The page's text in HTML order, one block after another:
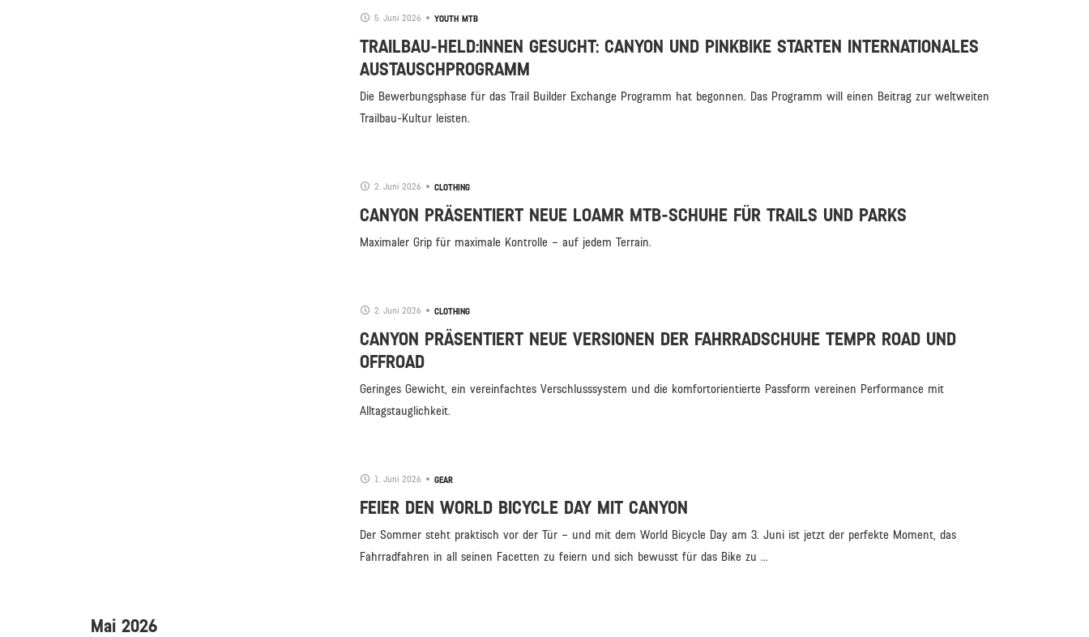
5. Juni 2026 YOUTH MTB
TRAILBAU-HELD:INNEN GESUCHT: CANYON UND PINKBIKE STARTEN INTERNATIONALES
AUSTAUSCHPROGRAMM
Die Bewerbungsphase für das Trail Builder Exchange Programm hat begonnen. Das Programm will einen Beitrag zur weltweiten
Trailbau-Kultur leisten.
2. Juni 2026 CLOTHING
CANYON PRÄSENTIERT NEUE LOAMR MTB-SCHUHE FÜR TRAILS UND PARKS
Maximaler Grip für maximale Kontrolle – auf jedem Terrain.
2. Juni 2026 CLOTHING
CANYON PRÄSENTIERT NEUE VERSIONEN DER FAHRRADSCHUHE TEMPR ROAD UND
OFFROAD
Geringes Gewicht, ein vereinfachtes Verschlusssystem und die komfortorientierte Passform vereinen Performance mit
Alltagstauglichkeit.
1. Juni 2026 GEAR
FEIER DEN WORLD BICYCLE DAY MIT CANYON
Der Sommer steht praktisch vor der Tür – und mit dem World Bicycle Day am 3. Juni ist jetzt der perfekte Moment, das
Fahrradfahren in all seinen Facetten zu feiern und sich bewusst für das Bike zu ...
Mai 2026